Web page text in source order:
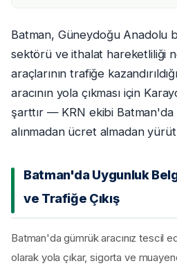
Batman, Güneydoğu Anadolu
sektörü ve ithalat hareketliliği
araçlarının trafiğe
aracının yola çıkması için
şarttır — KRN ekibi
alınmadan ücret almadan
Batman'da Uygunluk
ve Trafiğe Çıkış
Batman'da gümrük aracınız tescil
olarak yola çıkar, sigorta ve